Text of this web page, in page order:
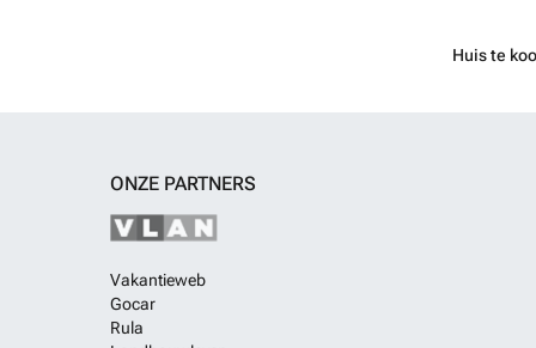
Huis te
ONZE PARTNERS
Vakantieweb
Gocar
Rula